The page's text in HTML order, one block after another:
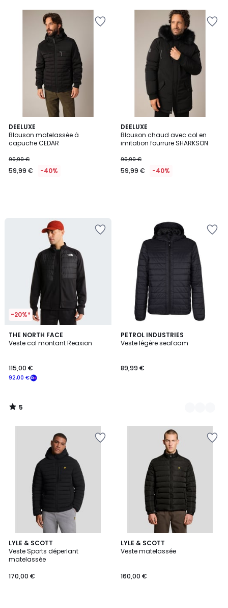
DEELUXE
Blouson matelassée à
capuche CEDAR
99,99 €
59,99 € -40%
DEELUXE
Blouson chaud avec col en
imitation fourrure SHARKSON
99,99 €
59,99 € -40%
-20%*
THE NORTH FACE
Veste col montant Reaxion
92,00 €
115,00 €
5
/
5
/
PETROL INDUSTRIES
Veste légère seafoam
89,99 €
2
Couleurs
LYLE & SCOTT
Veste Sports déperlant
matelassée
170,00 €
2
Couleurs
LYLE & SCOTT
Veste matelassée
160,00 €
2
Couleurs